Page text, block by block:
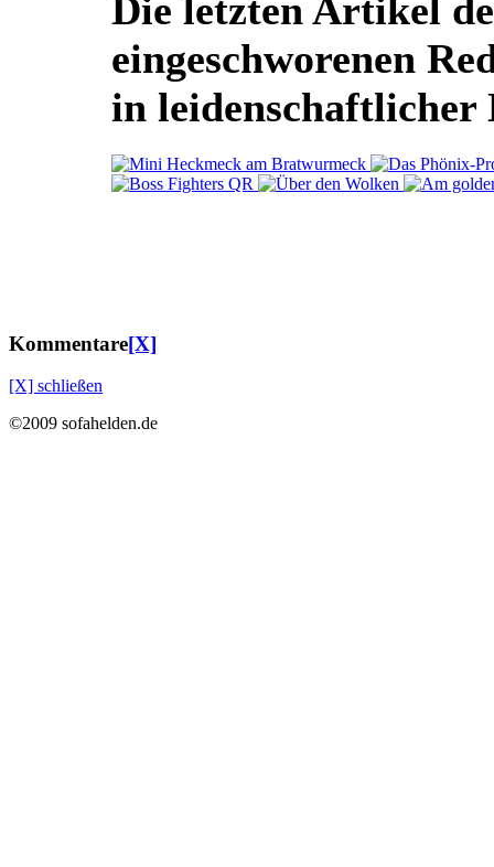
Die letzten Artikel
eingeschworenen
in
Kommentare[X]
[X] schließen
©2009 sofahelden.de